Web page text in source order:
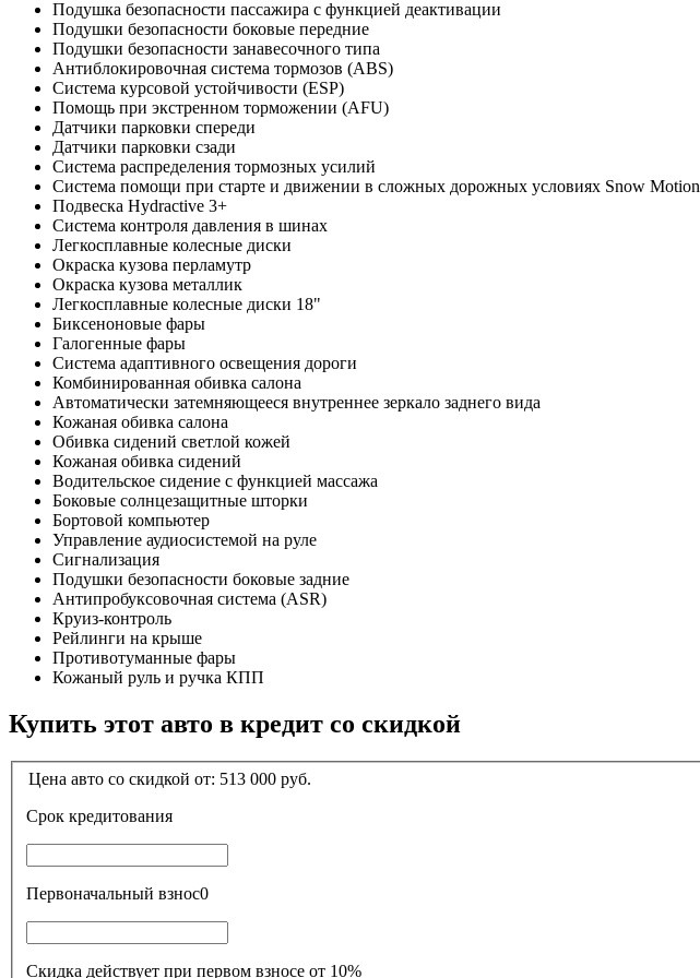
Подушка безопасности пассажира с функцией деактивации
Подушки безопасности боковые передние
Подушки безопасности занавесочного типа
Антиблокировочная система тормозов (ABS)
Система курсовой устойчивости (ESP)
Помощь при экстренном торможении (AFU)
Датчики парковки спереди
Датчики парковки сзади
Система распределения тормозных усилий
Система помощи при старте и движении в сложных дорожных условиях Snow Motion
Подвеска Hydractive 3+
Система контроля давления в шинах
Легкосплавные колесные диски
Окраска кузова перламутр
Окраска кузова металлик
Легкосплавные колесные диски 18"
Биксеноновые фары
Галогенные фары
Система адаптивного освещения дороги
Комбинированная обивка салона
Автоматически затемняющееся внутреннее зеркало заднего вида
Кожаная обивка салона
Обивка сидений светлой кожей
Кожаная обивка сидений
Водительское сидение с функцией массажа
Боковые солнцезащитные шторки
Бортовой компьютер
Управление аудиосистемой на руле
Сигнализация
Подушки безопасности боковые задние
Антипробуксовочная система (ASR)
Круиз-контроль
Рейлинги на крыше
Противотуманные фары
Кожаный руль и ручка КПП
Купить этот авто в кредит со скидкой
Цена авто со скидкой от: 513 000 руб.
Срок кредитования
Первоначальный взнос0
Скидка действует при первом взносе от 10%